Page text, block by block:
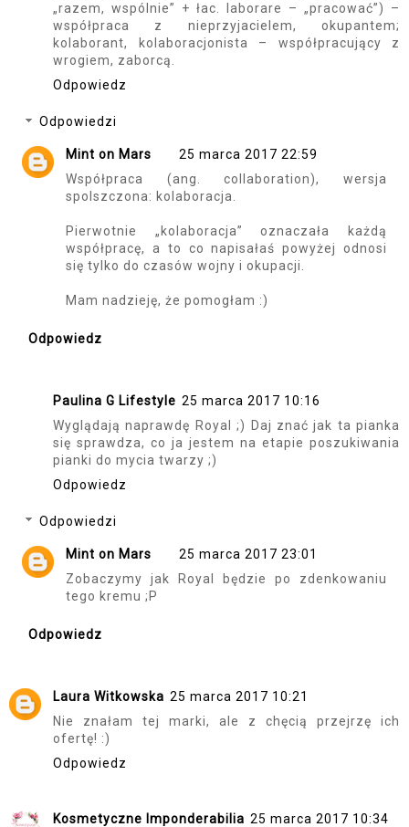
„razem, wspólnie” + łac. laborare – „pracować”) –
współpraca z nieprzyjacielem, okupantem;
kolaborant, kolaboracjonista – współpracujący z
wrogiem, zaborcą.
Odpowiedz
Odpowiedzi
Mint on Mars
25 marca 2017 22:59
Współpraca (ang. collaboration), wersja
spolszczona: kolaboracja.
Pierwotnie „kolaboracja” oznaczała każdą
współpracę, a to co napisałaś powyżej odnosi
się tylko do czasów wojny i okupacji.
Mam nadzieję, że pomogłam :)
Odpowiedz
Paulina G Lifestyle 25 marca 2017 10:16
Wyglądają naprawdę Royal ;) Daj znać jak ta pianka
się sprawdza, co ja jestem na etapie poszukiwania
pianki do mycia twarzy ;)
Odpowiedz
Odpowiedzi
Mint on Mars
25 marca 2017 23:01
Zobaczymy jak Royal będzie po zdenkowaniu
tego kremu ;P
Odpowiedz
Laura Witkowska 25 marca 2017 10:21
Nie znałam tej marki, ale z chęcią przejrzę ich
ofertę! :)
Odpowiedz
Kosmetyczne Imponderabilia 25 marca 2017 10:34